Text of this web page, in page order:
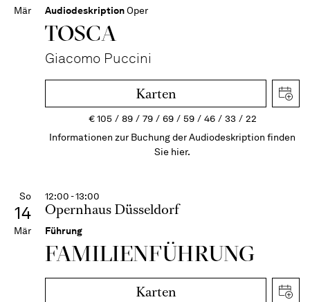
Mär AudiodeskriptionOper
TOSCA
Giacomo Puccini
Karten
€105 89 79 69 59 46 33
22
Informationen zur Buchung der Audiodeskription finden
Sie hier.
So
14
Mär
12:00 - 13:00
Opernhaus Düsseldorf
Führung
FAMI­LIEN­FÜH­RUNG
Karten